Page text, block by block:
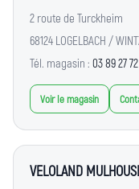
2 route de Turckheim
68124 LOGELBACH /
Tél. magasin : 03 89 27 72
Voir le magasin
VELOLAND